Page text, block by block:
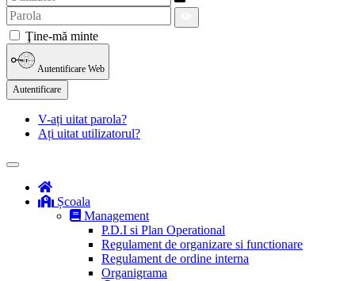
Ţine-mă minte
Autentificare Web
Autentificare
V-ați uitat parola?
Ați uitat utilizatorul?
Școala
Management
P.D.I si Plan Operational
Regulament de organizare si functionare
Regulament de ordine interna
Organigrama